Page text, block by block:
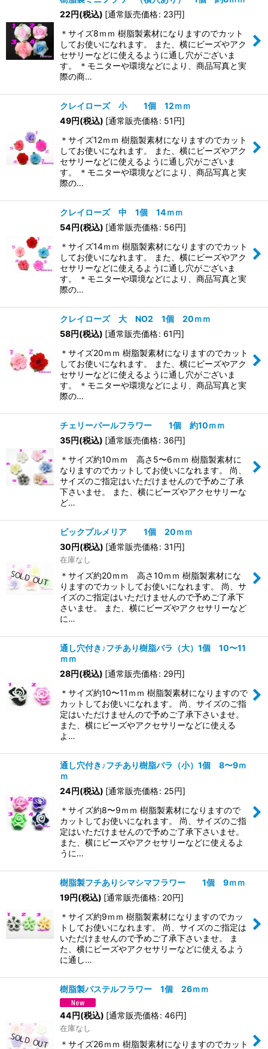
22円(税込) [通常販売価格: 23円]
＊サイズ8ｍｍ 樹脂製素材になりますのでカット
してお使いになれます。 また、横にビーズやアク
セサリーなどに使えるように通し穴がございま
す。 ＊モニターや環境などにより、商品写真と実
際の商…
クレイローズ 小 1個 12ｍｍ
49円(税込) [通常販売価格: 51円]
＊サイズ12ｍｍ 樹脂製素材になりますのでカット
してお使いになれます。 また、横にビーズやアク
セサリーなどに使えるように通し穴がございま
す。 ＊モニターや環境などにより、商品写真と実
際の…
クレイローズ 中 1個 14ｍｍ
54円(税込) [通常販売価格: 56円]
＊サイズ14ｍｍ 樹脂製素材になりますのでカット
してお使いになれます。 また、横にビーズやアク
セサリーなどに使えるように通し穴がございま
す。 ＊モニターや環境などにより、商品写真と実
際の…
クレイローズ 大 NO2 1個 20ｍｍ
58円(税込) [通常販売価格: 61円]
＊サイズ20ｍｍ 樹脂製素材になりますのでカット
してお使いになれます。 また、横にビーズやアク
セサリーなどに使えるように通し穴がございま
す。 ＊モニターや環境などにより、商品写真と実
際の…
チェリーパールフラワー 1個 約10ｍｍ
35円(税込) [通常販売価格: 36円]
＊サイズ約10ｍｍ 高さ5〜6ｍｍ 樹脂製素材に
なりますのでカットしてお使いになれます。 尚、
サイズのご指定はいただけませんので予めご了承
下さいませ。 また、横にビーズやアクセサリーな
ど…
ビックプルメリア 1個 20ｍｍ
30円(税込) [通常販売価格: 31円]
在庫なし
＊サイズ約20ｍｍ 高さ10ｍｍ 樹脂製素材にな
りますのでカットしてお使いになれます。 尚、サ
イズのご指定はいただけませんので予めご了承下
さいませ。 また、横にビーズやアクセサリーなど
に…
通し穴付き♪フチあり樹脂バラ（大）1個 10〜11
ｍｍ
28円(税込) [通常販売価格: 29円]
＊サイズ約10〜11ｍｍ 樹脂製素材になりますので
カットしてお使いになれます。 尚、サイズのご指
定はいただけませんので予めご了承下さいませ。
また、横にビーズやアクセサリーなどに使える
よ…
通し穴付き♪フチあり樹脂バラ（小）1個 8〜9ｍ
ｍ
24円(税込) [通常販売価格: 25円]
＊サイズ約8〜9ｍｍ 樹脂製素材になりますので
カットしてお使いになれます。 尚、サイズのご指
定はいただけませんので予めご了承下さいませ。
また、横にビーズやアクセサリーなどに使えるよ
うに…
樹脂製フチありシマシマフラワー 1個 9ｍｍ
19円(税込) [通常販売価格: 20円]
＊サイズ約9ｍｍ 樹脂製素材になりますのでカッ
トしてお使いになれます。 尚、サイズのご指定は
いただけませんので予めご了承下さいませ。 ま
た、横にビーズやアクセサリーなどに使えるよう
に通し…
樹脂製パステルフラワー 1個 26ｍｍ
44円(税込) [通常販売価格: 46円]
在庫なし
＊サイズ26ｍｍ 樹脂製素材になりますのでカット